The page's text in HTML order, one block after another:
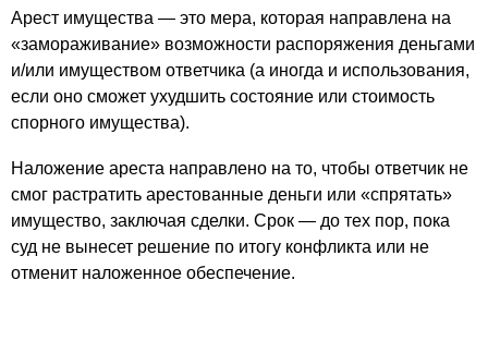
Арест имущества — это мера, которая направлена на
«замораживание» возможности распоряжения деньгами
и/или имуществом ответчика (а иногда и использования,
если оно сможет ухудшить состояние или стоимость
спорного имущества).
Наложение ареста направлено на то, чтобы ответчик не
смог растратить арестованные деньги или «спрятать»
имущество, заключая сделки. Срок — до тех пор, пока
суд не вынесет решение по итогу конфликта или не
отменит наложенное обеспечение.